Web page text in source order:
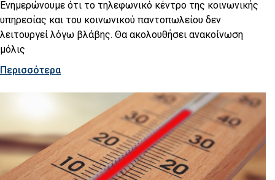
Ενημερώνουμε ότι το τηλεφωνικό κέντρο της κοινωνικής
υπηρεσίας και του κοινωνικού παντοπωλείου δεν
λειτουργεί λόγω βλάβης. Θα ακολουθήσει ανακοίνωση
μόλις
Περισσότερα